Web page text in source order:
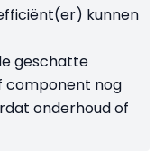
kunnen
geschatte
component nog
onderhoud of